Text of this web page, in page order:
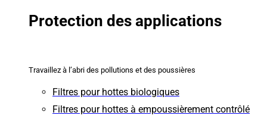
Protection des applications
Travaillez à l’abri des pollutions et des poussières
Filtres pour hottes biologiques
Filtres pour hottes à empoussièrement contrôlé